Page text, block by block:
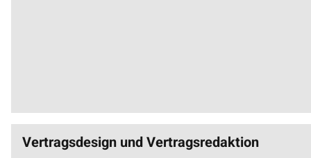
Vertragsdesign und Vertragsredaktion